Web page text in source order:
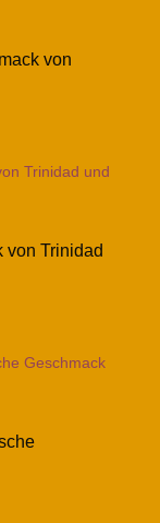
von
von Trinidad